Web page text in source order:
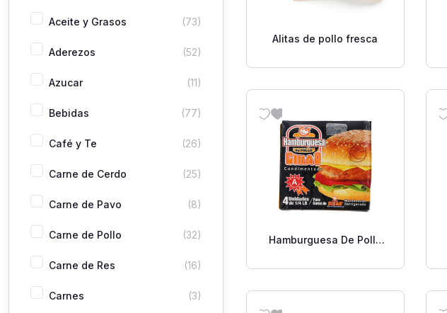
Aceite y Grasos (73)
Aderezos (52)
Azucar (11)
Bebidas (77)
Café y Te (26)
Carne de Cerdo (25)
Carne de Pavo (8)
Carne de Pollo (32)
Carne de Res (16)
Carnes (3)
Alitas de pollo fresca
Hamburguesa De Pollo